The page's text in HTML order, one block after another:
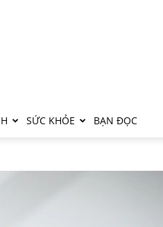
SỨC KHỎE BẠN ĐỌC